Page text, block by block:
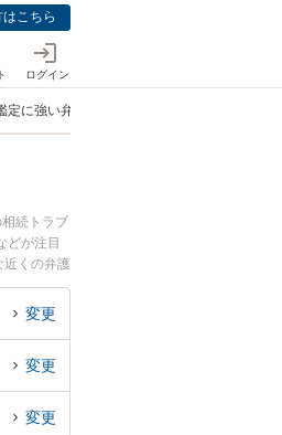
こちら
ログイン
に強い弁護士
続トラブ
どが注目
くの弁護
変更
変更
変更